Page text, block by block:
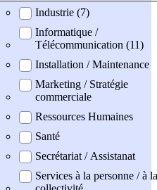
Industrie (7)
Informatique /
Télécommunication (11)
Installation / Maintenance
Marketing / Stratégie
commerciale
Ressources Humaines
Santé
Secrétariat / Assistanat
Services à la personne / à la